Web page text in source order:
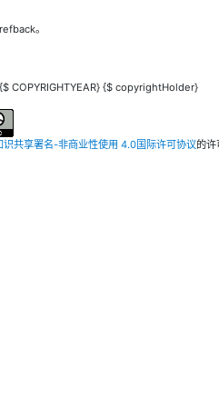
。
COPYRIGHTYEAR} {$ copyrightHolder}
识共享署名-非商业性使用 4.0国际许可协议的